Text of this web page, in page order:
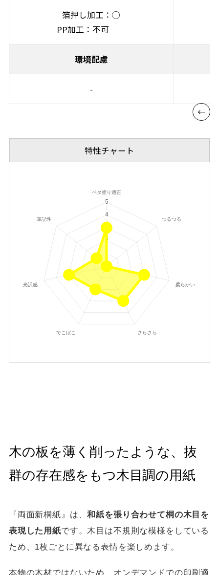
箔押し加工：◯
PP加工：不可
環境配慮
-
特性チャート
木の板を薄く削ったような、抜
群の存在感をもつ木目調の用紙
『両面新桐紙』は、和紙を張り合わせて桐の木目を
表現した用紙です。木目は不規則な模様をしている
ため、1枚ごとに異なる表情を楽しめます。
本物の木材ではないため、オンデマンドでの印刷適